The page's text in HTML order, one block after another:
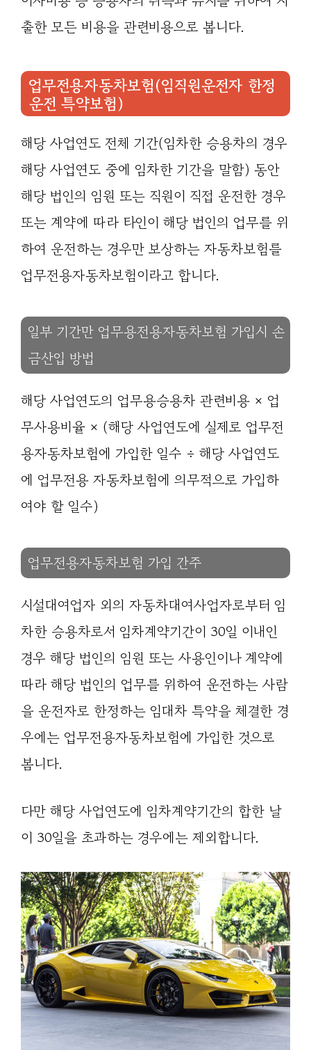
출한 모든 비용을 관련비용으로 봅니다.
업무전용자동차보험(임직원운전자 한정
운전 특약보험)
해당 사업연도 전체 기간(임차한 승용차의 경우
해당 사업연도 중에 임차한 기간을 말함) 동안
해당 법인의 임원 또는 직원이 직접 운전한 경우
또는 계약에 따라 타인이 해당 법인의 업무를 위
하여 운전하는 경우만 보상하는 자동차보험를
업무전용자동차보험이라고 합니다.
일부 기간만 업무용전용자동차보험 가입시 손
금산입 방법
해당 사업연도의 업무용승용차 관련비용 × 업
무사용비율 × (해당 사업연도에 실제로 업무전
용자동차보험에 가입한 일수 ÷ 해당 사업연도
에 업무전용 자동차보험에 의무적으로 가입하
여야 할 일수)
업무전용자동차보험 가입 간주
시설대여업자 외의 자동차대여사업자로부터 임
차한 승용차로서 임차계약기간이 30일 이내인
경우 해당 법인의 임원 또는 사용인이나 계약에
따라 해당 법인의 업무를 위하여 운전하는 사람
을 운전자로 한정하는 임대차 특약을 체결한 경
우에는 업무전용자동차보험에 가입한 것으로
봄니다.
다만 해당 사업연도에 임차계약기간의 합한 날
이 30일을 초과하는 경우에는 제외합니다.